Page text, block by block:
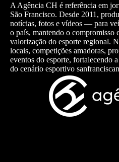
A Agência CH é referência em
São Francisco. Desde 2011,
notícias, fotos e vídeos — para
o país, mantendo o compromisso
valorização do esporte regional.
locais, competições amadoras,
eventos do esporte, fortalecendo
do cenário esportivo